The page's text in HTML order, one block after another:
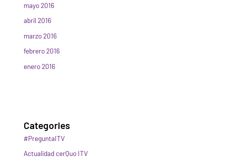
mayo 2016
abril 2016
marzo 2016
febrero 2016
enero 2016
Categories
#PreguntaITV
Actualidad cerQuo ITV